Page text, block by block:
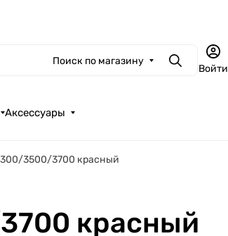
Поиск по магазину ПоискВойти
Аксессуары
3500/3700 красный
красный